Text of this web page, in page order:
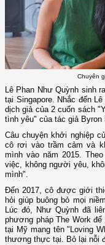
Chuyên
Lê Phan Như Quỳnh sinh
tại Singapore. Nhắc đến
dịch giả của 2 cuốn sách
tình yêu" của tác giả
Câu chuyện khởi nghiệp
cô rơi vào trầm cảm và
mình vào năm 2015.
việc, không người yêu,
mình".
Đến 2017, cô được giới
hỏi giúp buông bỏ mọi
Lúc đó, Như Quỳnh đã
phương pháp The Work
tại Mỹ mang tên "Loving
thương thực tại. Bỏ lại nỗi